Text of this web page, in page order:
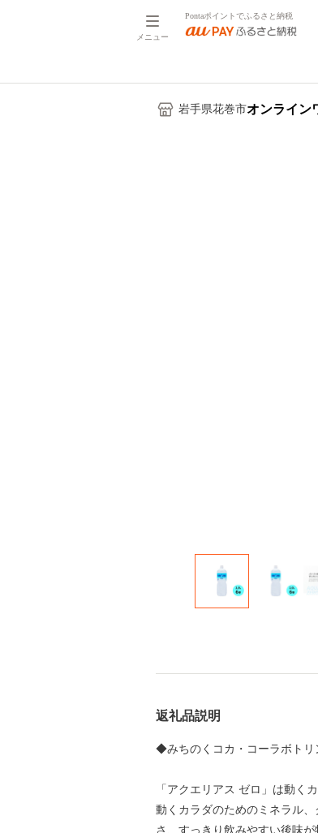
メニュー
Pontaポイントでふるさと納税
岩手県花巻市オンライン
返礼品説明
◆みちのくコカ・コーラボト
「アクエリアス ゼロ」は動く
動くカラダのためのミネラル
さ、すっきり飲みやすい後味